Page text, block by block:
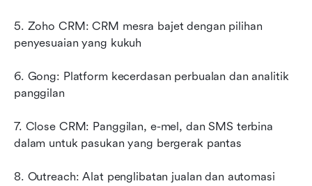
5. Zoho CRM: CRM mesra bajet dengan pilihan
penyesuaian yang kukuh
6. Gong: Platform kecerdasan perbualan dan analitik
panggilan
7. Close CRM: Panggilan, e-mel, dan SMS terbina
dalam untuk pasukan yang bergerak pantas
8. Outreach: Alat penglibatan jualan dan automasi